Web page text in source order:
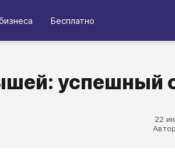
Бесплатно
успешный
22